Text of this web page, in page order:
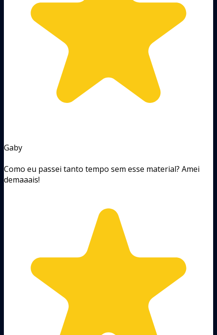
Gaby
Como eu passei tanto tempo sem esse material? Amei
demaaais!